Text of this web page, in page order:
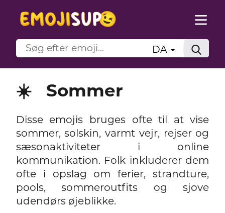
DA
☀️ Sommer
Disse emojis bruges ofte til at vise
sommer, solskin, varmt vejr, rejser og
sæsonaktiviteter i online
kommunikation. Folk inkluderer dem
ofte i opslag om ferier, strandture,
pools, sommeroutfits og sjove
udendørs øjeblikke.